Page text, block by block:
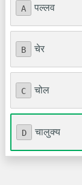
A पल्लव
B चेर
C चोल
D चालुक्य